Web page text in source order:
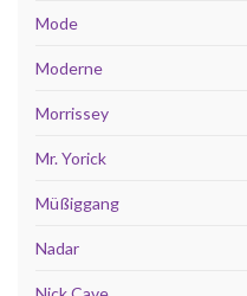
Mode
Moderne
Morrissey
Mr. Yorick
Müßiggang
Nadar